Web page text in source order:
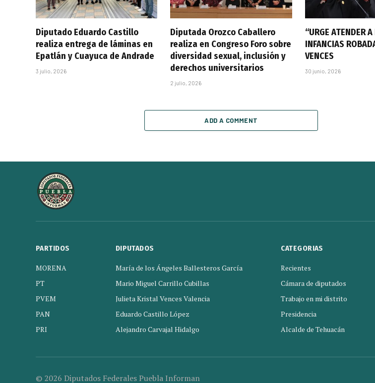
Diputado Eduardo Castillo
realiza entrega de láminas en
Epatlán y Cuayuca de Andrade
3 julio, 2026
Diputada Orozco Caballero
realiza en Congreso Foro sobre
diversidad sexual, inclusión y
derechos universitarios
2 julio, 2026
“URGE ATENDER A
INFANCIAS
VENCES
30 junio, 2026
ADD A COMMENT
PARTIDOS
MORENA
PT
PVEM
PAN
PRI
DIPUTADOS
María de los Ángeles Ballesteros García
Mario Miguel Carrillo Cubillas
Julieta Kristal Vences Valencia
Eduardo Castillo López
Alejandro Carvajal Hidalgo
CATEGORIAS
Recientes
Cámara de diputados
Trabajo en mi distrito
Presidencia
Alcalde de Tehuacán
© 2026 Diputados Federales Puebla Informan